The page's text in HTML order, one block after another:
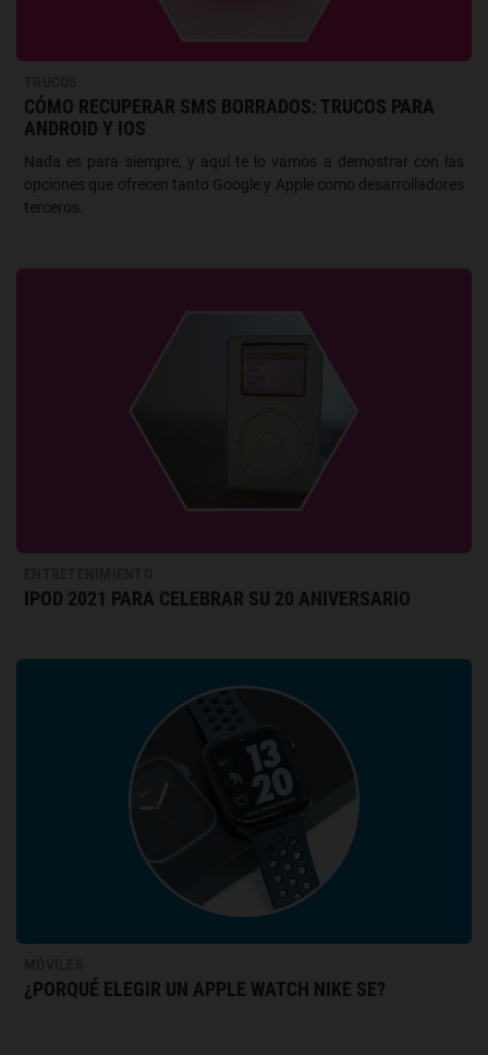
CÓMO RECUPERAR SMS BORRADOS: TRUCOS PARA
ANDROID Y IOS
Nada es para siempre, y aquí te lo vamos a demostrar con las
opciones que ofrecen tanto Google y Apple como desarrolladores
terceros.
IPOD 2021 PARA CELEBRAR SU 20 ANIVERSARIO
¿PORQUÉ ELEGIR UN APPLE WATCH NIKE SE?